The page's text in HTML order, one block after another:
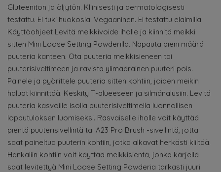
Gluteeniton ja öljytön. Kliinisesti ja dermatologisesti
testattu. Ei tuki huokosia. Vegaaninen. Ei testattu eläimillä.
Käyttöohjeet Levitä meikkivoide iholle ja kiinnitä meikki
sitten Mini Loose Setting Powderilla. Napauta pieni määrä
puuteria kanteen. Ota puuteria meikkisieneen tai
puuterisiveltimeen ja ravista ylimääräinen puuteri pois.
Painele ja pyörittele puuteria sitten kohtiin, joiden meikin
haluat kiinnittää. Keskity T-alueeseen ja silmänalusiin. Levitä
puuteria kasvoille isolla puuterisiveltimellä luonnollisen
lopputuloksen luomiseksi. Rasvaiselle iholle voit käyttää
pientä puuterisivellintä tai A23 Pro Brush -sivellintä, jotta
saat paineltua puuterin kohtiin, jotka alkavat herkästi kiiltää.
Hankaliin kohtiin voit käyttää meikkisientä, jonka kärjellä
saat levitettyä Mini Loose Setting Powderia tarkasti juuri